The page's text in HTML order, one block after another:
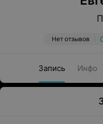
Нет отзывов
Запись Инфо